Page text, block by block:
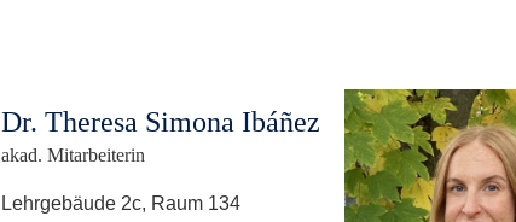
Dr. Theresa Simona Ibáñez
akad. Mitarbeiterin
Lehrgebäude 2c, Raum 134